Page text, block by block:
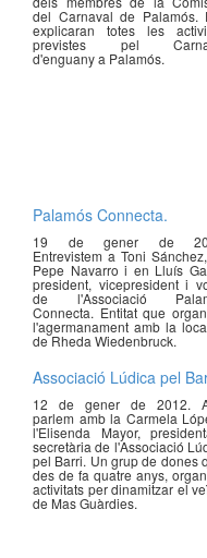
del Carnaval de Palamós.
explicaran totes les
previstes pel
d'enguany a Palamós.
Palamós Connecta.
19 de gener de
Entrevistem a Toni
Pepe Navarro i en Lluís
president, vicepresident i
de l'Associació
Connecta. Entitat que
l'agermanament amb la
de Rheda Wiedenbruck.
Associació Lúdica pel
12 de gener de 2012.
parlem amb la Carmela
l'Elisenda Mayor,
secretària de l'Associació
pel Barri. Un grup de dones
des de fa quatre anys,
activitats per dinamitzar el
de Mas Guàrdies.